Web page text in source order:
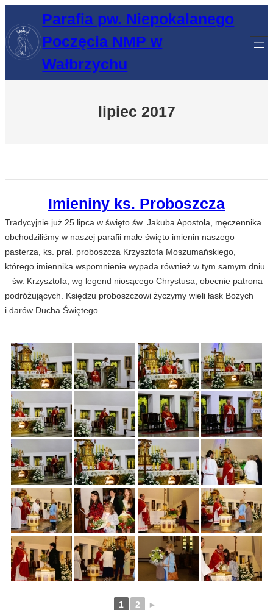
treści
Parafia pw. Niepokalanego
Poczęcia NMP w
Wałbrzychu
lipiec 2017
Imieniny ks. Proboszcza
Tradycyjnie już 25 lipca w święto św. Jakuba Apostoła, męczennika
obchodziliśmy w naszej parafii małe święto imienin naszego
pasterza, ks. prał. proboszcza Krzysztofa Moszumańskiego,
którego imiennika wspomnienie wypada również w tym samym dniu
– św. Krzysztofa, wg legend niosącego Chrystusa, obecnie patrona
podróżujących. Księdzu proboszczowi życzymy wieli łask Bożych
i darów Ducha Świętego.
1 2 ►